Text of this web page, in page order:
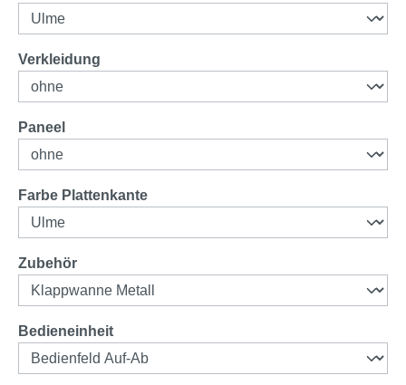
Verkleidung
Paneelauswählen
Farbe Plattenkanteauswählen
Zubehörauswählen
Bedieneinheitauswählen